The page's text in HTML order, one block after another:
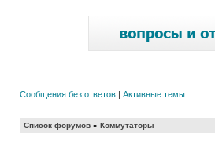
Сообщения без ответов | Активные темы
Список форумов » Коммутаторы